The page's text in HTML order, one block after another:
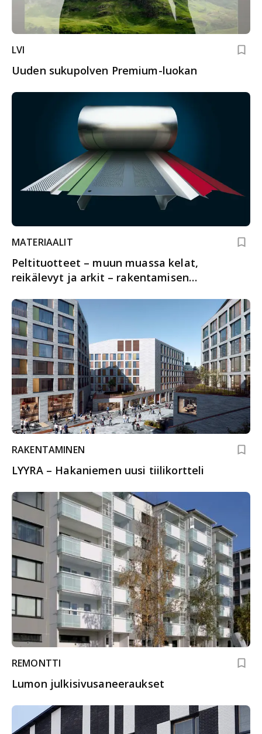
LVI
Uuden sukupolven Premium-luokan
MATERIAALIT
Peltituotteet – muun muassa kelat,
reikälevyt ja arkit – rakentamisen
RAKENTAMINEN
LYYRA – Hakaniemen uusi tiilikortteli
REMONTTI
Lumon julkisivusaneeraukset